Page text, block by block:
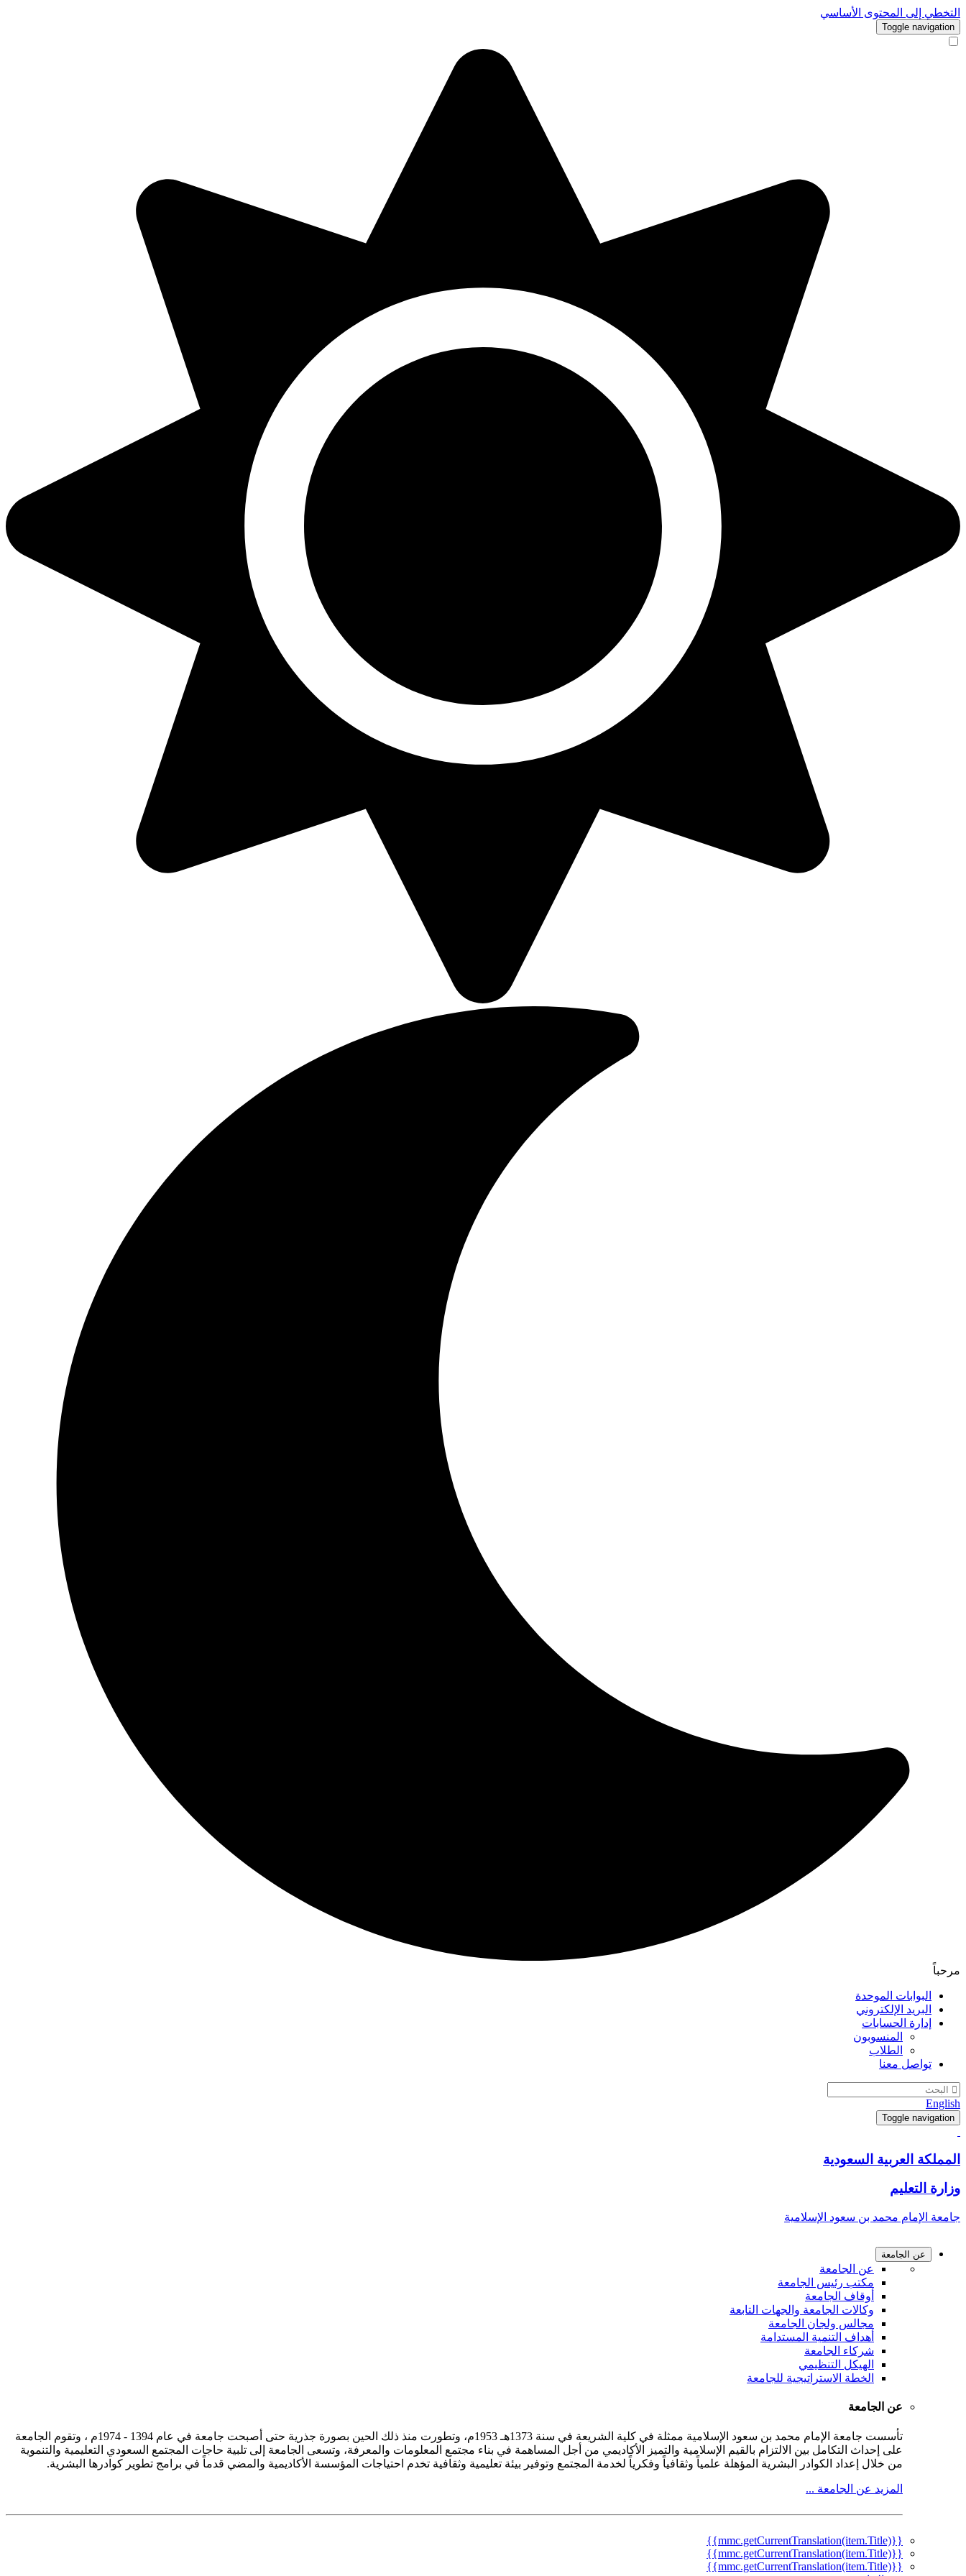
التخطي إلى المحتوى الأساسي
Toggle navigation
مرحباً
البوابات الموحدة
البريد الإلكتروني
إدارة الحسابات
المنسوبون
الطلاب
تواصل معنا
English
Toggle navigation
المملكة العربية السعودية
وزارة التعليم
جامعة الإمام محمد بن سعود الإسلامية
عن الجامعة
عن الجامعة
مكتب رئيس الجامعة
أوقاف الجامعة
وكالات الجامعة والجهات التابعة
مجالس ولجان الجامعة
أهداف التنمية المستدامة
شركاء الجامعة
الهيكل التنظيمي
الخطة الاستراتيجية للجامعة
عن الجامعة
تأسست جامعة الإمام محمد بن سعود الإسلامية ممثلة في كلية الشريعة في سنة 1373هـ 1953م، وتطورت منذ ذلك الحين بصورة جذرية حتى أصبحت جامعة في عام 1394 - 1974م ، وتقوم الجامعة
على إحداث التكامل بين الالتزام بالقيم الإسلامية والتميز الأكاديمي من أجل المساهمة في بناء مجتمع المعلومات والمعرفة، وتسعى الجامعة إلى تلبية حاجات المجتمع السعودي التعليمية والتنموية
من خلال إعداد الكوادر البشرية المؤهلة علمياً وثقافياً وفكرياً لخدمة المجتمع وتوفير بيئة تعليمية وثقافية تخدم احتياجات المؤسسة الأكاديمية والمضي قدماً في برامج تطوير كوادرها البشرية.
المزيد عن الجامعة ...
{{mmc.getCurrentTranslation(item.Title)}}
{{mmc.getCurrentTranslation(item.Title)}}
{{mmc.getCurrentTranslation(item.Title)}}